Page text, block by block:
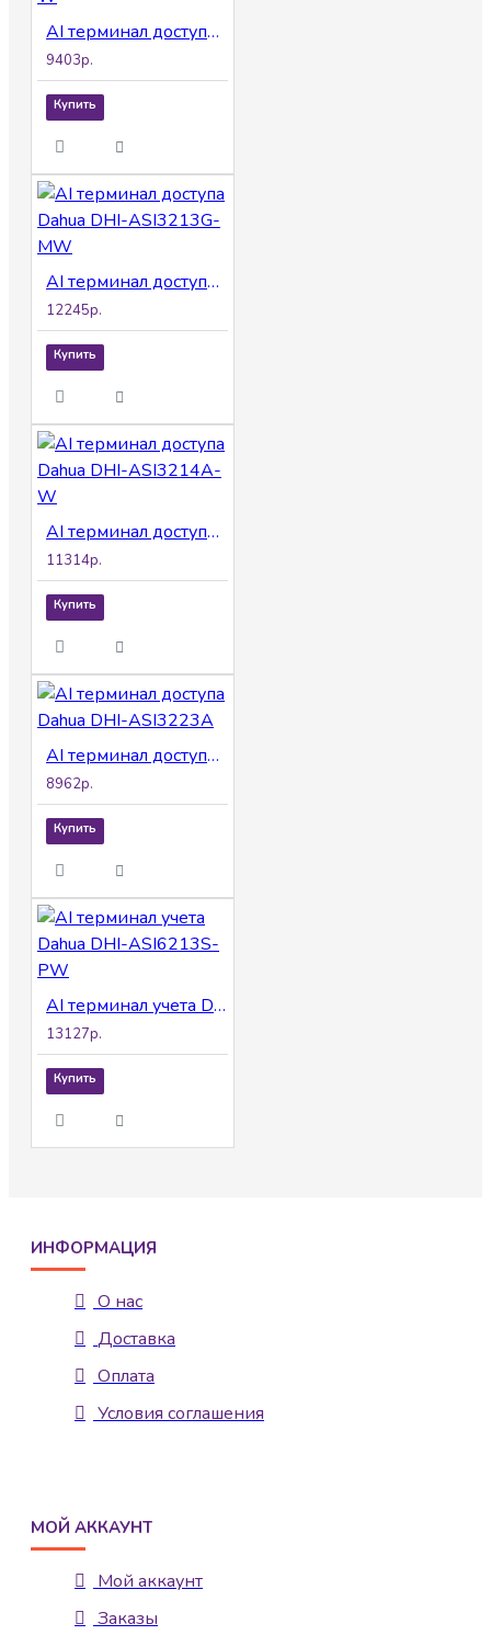
AI терминал доступа Dahua DHI-ASI3213A-W
9403р.
Купить
AI терминал доступа Dahua DHI-ASI3213G-MW
12245р.
Купить
AI терминал доступа Dahua DHI-ASI3214A-W
11314р.
Купить
AI терминал доступа Dahua DHI-ASI3223A
8962р.
Купить
AI терминал учета Dahua DHI-ASI6213S-PW
13127р.
Купить
ИНФОРМАЦИЯ
О нас
Доставка
Оплата
Условия соглашения
МОЙ АККАУНТ
Мой аккаунт
Заказы